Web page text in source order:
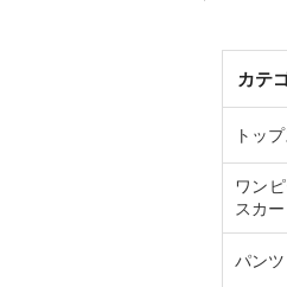
カテ
トッ
ワン
スカー
パンツ